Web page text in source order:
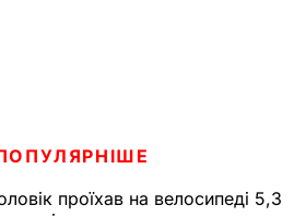
проїхав на велосипеді 5,3